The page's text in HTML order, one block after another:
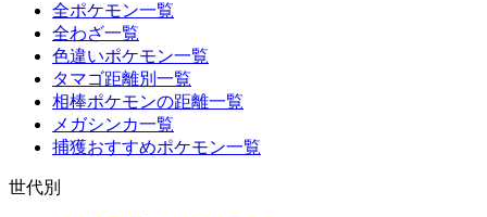
全ポケモン一覧
全わざ一覧
色違いポケモン一覧
タマゴ距離別一覧
相棒ポケモンの距離一覧
メガシンカ一覧
捕獲おすすめポケモン一覧
世代別